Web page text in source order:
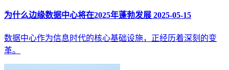
为什么边缘数据中心将在2025年蓬勃发展 2025-05-15
数据中心作为信息时代的核心基础设施，正经历着深刻的变
革。